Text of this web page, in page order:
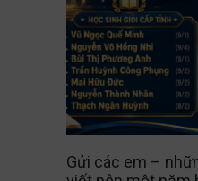
Gửi các em –